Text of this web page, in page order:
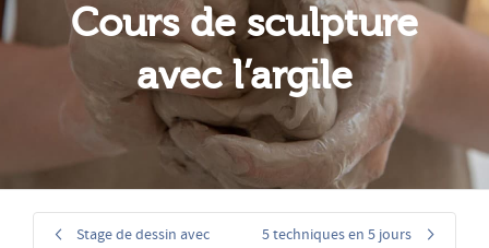
Cours de sculpture
avec l’argile
Stage de dessin avec
5 techniques en 5 jours